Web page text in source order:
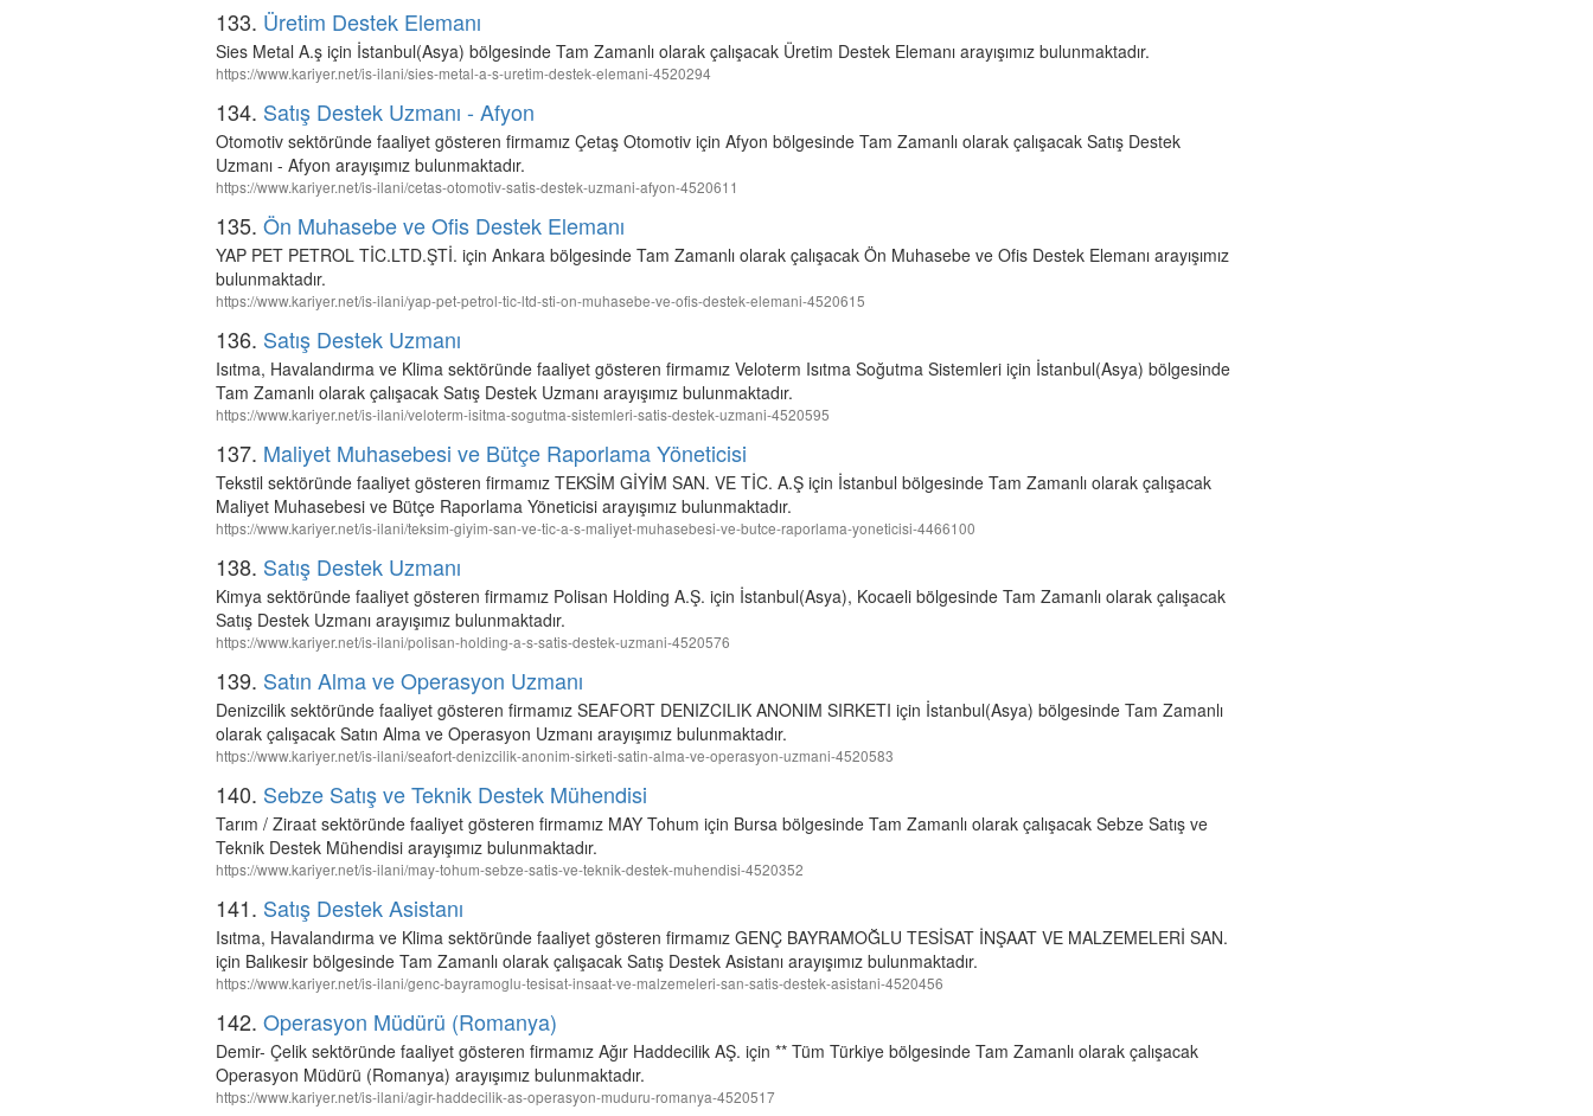
133. Üretim Destek Elemanı
Sies Metal A.ş için İstanbul(Asya) bölgesinde Tam Zamanlı olarak çalışacak Üretim Destek Elemanı arayışımız bulunmaktadır.
https://www.kariyer.net/is-ilani/sies-metal-a-s-uretim-destek-elemani-4520294
134. Satış Destek Uzmanı - Afyon
Otomotiv sektöründe faaliyet gösteren firmamız Çetaş Otomotiv için Afyon bölgesinde Tam Zamanlı olarak çalışacak Satış Destek
Uzmanı - Afyon arayışımız bulunmaktadır.
https://www.kariyer.net/is-ilani/cetas-otomotiv-satis-destek-uzmani-afyon-4520611
135. Ön Muhasebe ve Ofis Destek Elemanı
YAP PET PETROL TİC.LTD.ŞTİ. için Ankara bölgesinde Tam Zamanlı olarak çalışacak Ön Muhasebe ve Ofis Destek Elemanı arayışımız
bulunmaktadır.
https://www.kariyer.net/is-ilani/yap-pet-petrol-tic-ltd-sti-on-muhasebe-ve-ofis-destek-elemani-4520615
136. Satış Destek Uzmanı
Isıtma, Havalandırma ve Klima sektöründe faaliyet gösteren firmamız Veloterm Isıtma Soğutma Sistemleri için İstanbul(Asya) bölgesinde
Tam Zamanlı olarak çalışacak Satış Destek Uzmanı arayışımız bulunmaktadır.
https://www.kariyer.net/is-ilani/veloterm-isitma-sogutma-sistemleri-satis-destek-uzmani-4520595
137. Maliyet Muhasebesi ve Bütçe Raporlama Yöneticisi
Tekstil sektöründe faaliyet gösteren firmamız TEKSİM GİYİM SAN. VE TİC. A.Ş için İstanbul bölgesinde Tam Zamanlı olarak çalışacak
Maliyet Muhasebesi ve Bütçe Raporlama Yöneticisi arayışımız bulunmaktadır.
https://www.kariyer.net/is-ilani/teksim-giyim-san-ve-tic-a-s-maliyet-muhasebesi-ve-butce-raporlama-yoneticisi-4466100
138. Satış Destek Uzmanı
Kimya sektöründe faaliyet gösteren firmamız Polisan Holding A.Ş. için İstanbul(Asya), Kocaeli bölgesinde Tam Zamanlı olarak çalışacak
Satış Destek Uzmanı arayışımız bulunmaktadır.
https://www.kariyer.net/is-ilani/polisan-holding-a-s-satis-destek-uzmani-4520576
139. Satın Alma ve Operasyon Uzmanı
Denizcilik sektöründe faaliyet gösteren firmamız SEAFORT DENIZCILIK ANONIM SIRKETI için İstanbul(Asya) bölgesinde Tam Zamanlı
olarak çalışacak Satın Alma ve Operasyon Uzmanı arayışımız bulunmaktadır.
https://www.kariyer.net/is-ilani/seafort-denizcilik-anonim-sirketi-satin-alma-ve-operasyon-uzmani-4520583
140. Sebze Satış ve Teknik Destek Mühendisi
Tarım / Ziraat sektöründe faaliyet gösteren firmamız MAY Tohum için Bursa bölgesinde Tam Zamanlı olarak çalışacak Sebze Satış ve
Teknik Destek Mühendisi arayışımız bulunmaktadır.
https://www.kariyer.net/is-ilani/may-tohum-sebze-satis-ve-teknik-destek-muhendisi-4520352
141. Satış Destek Asistanı
Isıtma, Havalandırma ve Klima sektöründe faaliyet gösteren firmamız GENÇ BAYRAMOĞLU TESİSAT İNŞAAT VE MALZEMELERİ SAN.
için Balıkesir bölgesinde Tam Zamanlı olarak çalışacak Satış Destek Asistanı arayışımız bulunmaktadır.
https://www.kariyer.net/is-ilani/genc-bayramoglu-tesisat-insaat-ve-malzemeleri-san-satis-destek-asistani-4520456
142. Operasyon Müdürü (Romanya)
Demir- Çelik sektöründe faaliyet gösteren firmamız Ağır Haddecilik AŞ. için ** Tüm Türkiye bölgesinde Tam Zamanlı olarak çalışacak
Operasyon Müdürü (Romanya) arayışımız bulunmaktadır.
https://www.kariyer.net/is-ilani/agir-haddecilik-as-operasyon-muduru-romanya-4520517